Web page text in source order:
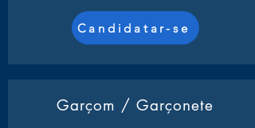
Candidatar-se
Garçom / Garçonete